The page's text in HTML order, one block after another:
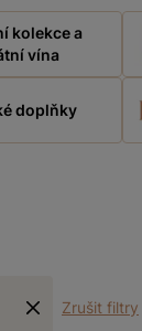
kolekce a
vína
doplňky
Zrušit filtry